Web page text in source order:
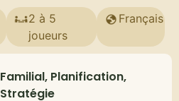
2 à 5
joueurs
Français
Familial, Planification,
Stratégie